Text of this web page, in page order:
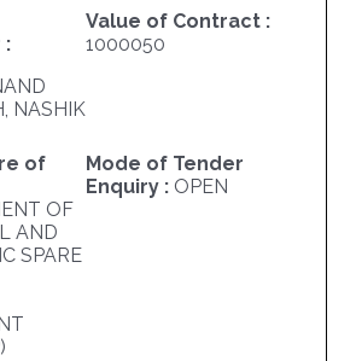
:
NASHIK
Value of Contract :
1000050
of
OF
AND
SPARE
Mode of Tender
Enquiry : OPEN